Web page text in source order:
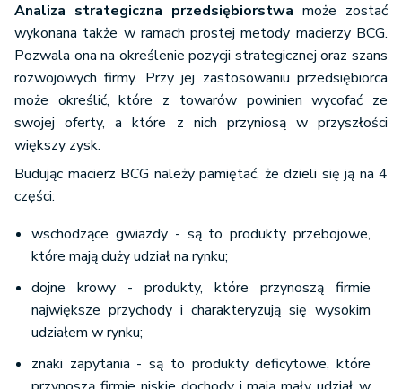
Analiza strategiczna przedsiębiorstwa może zostać
wykonana także w ramach prostej metody macierzy BCG.
Pozwala ona na określenie pozycji strategicznej oraz szans
rozwojowych firmy. Przy jej zastosowaniu przedsiębiorca
może określić, które z towarów powinien wycofać ze
swojej oferty, a które z nich przyniosą w przyszłości
większy zysk.
Budując macierz BCG należy pamiętać, że dzieli się ją na 4
części:
wschodzące gwiazdy - są to produkty przebojowe,
które mają duży udział na rynku;
dojne krowy - produkty, które przynoszą firmie
największe przychody i charakteryzują się wysokim
udziałem w rynku;
znaki zapytania - są to produkty deficytowe, które